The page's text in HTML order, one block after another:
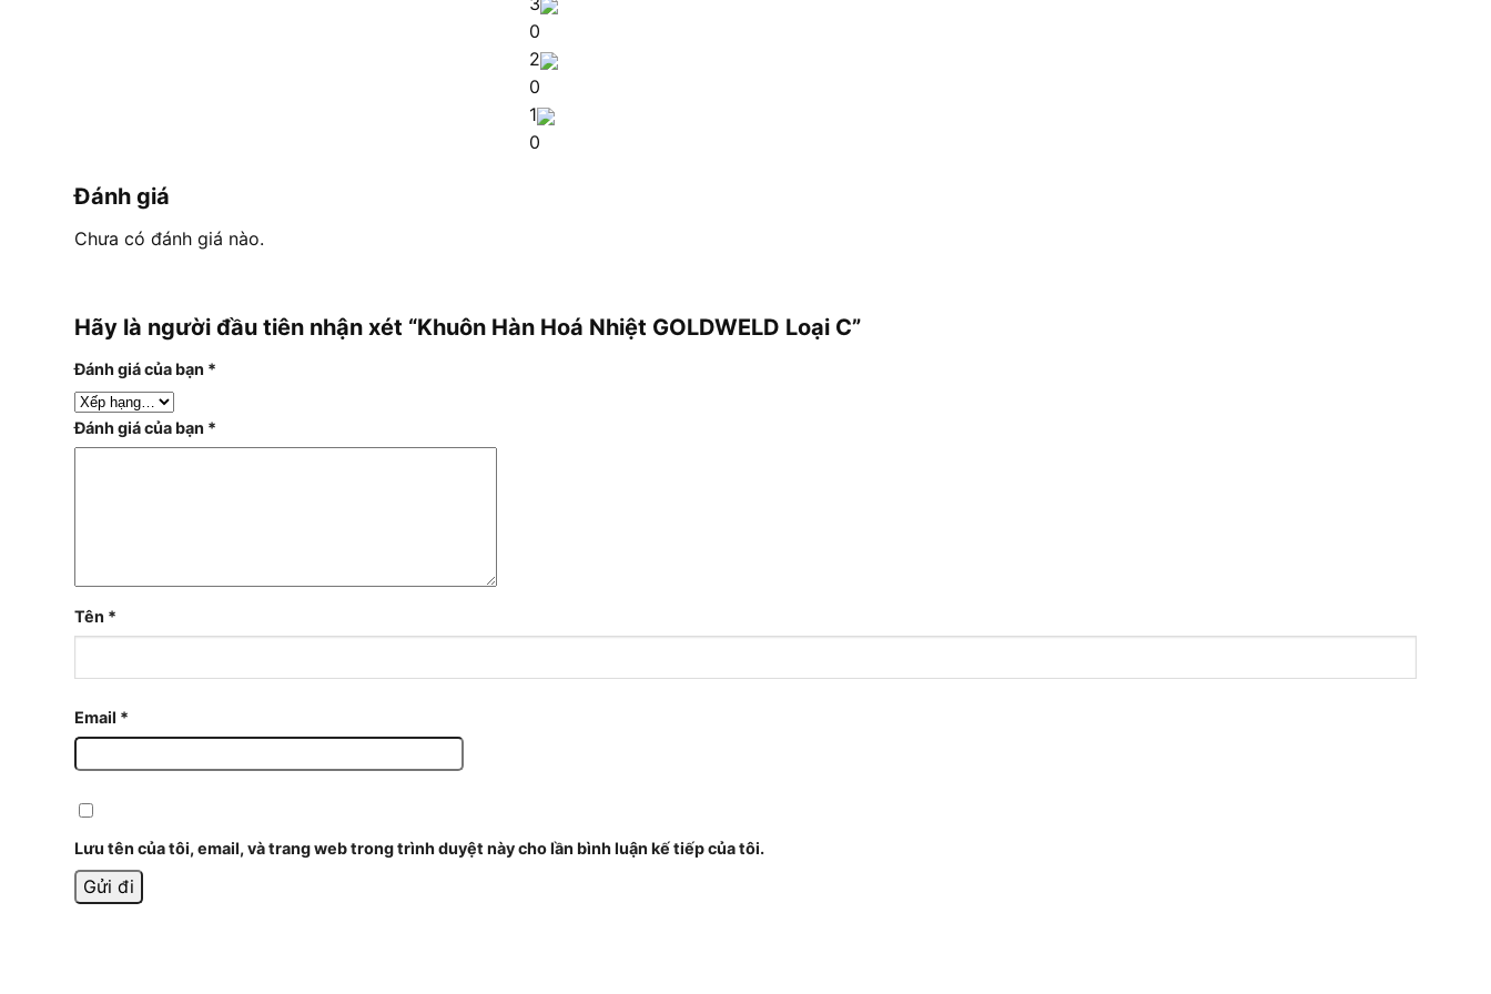
0
2
0
1
0
Đánh giá
Chưa có đánh giá nào.
Hãy là người đầu tiên nhận xét “Khuôn Hàn Hoá Nhiệt GOLDWELD Loại C”
Đánh giá của bạn *
Đánh giá của bạn *
Tên *
Email *
Lưu tên của tôi, email, và trang web trong trình duyệt này cho lần bình luận kế tiếp của tôi.